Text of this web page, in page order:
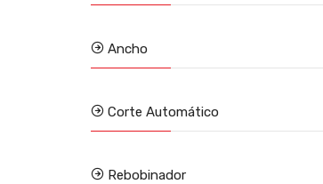
Ancho
Corte Automático
Rebobinador